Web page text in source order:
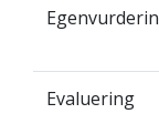
Evaluering